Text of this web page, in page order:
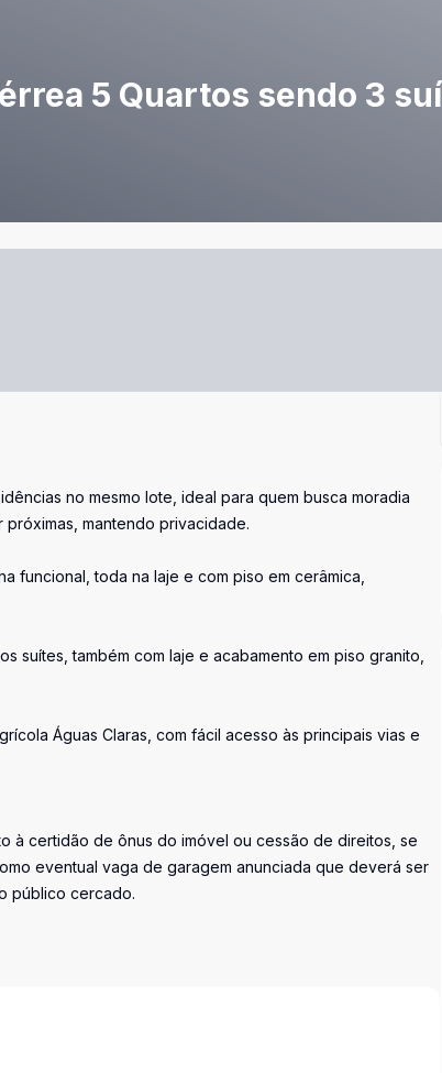
5 Quartos sendo 3
no mesmo lote, ideal para quem busca moradia
mantendo privacidade.
funcional, toda na laje e com piso em cerâmica,
suítes, também com laje e acabamento em piso granito,
Águas Claras, com fácil acesso às principais vias e
à certidão de ônus do imóvel ou cessão de direitos, se
eventual vaga de garagem anunciada que deverá ser
público cercado.